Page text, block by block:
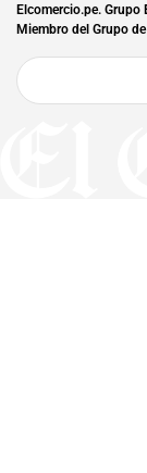
Elcomercio.pe. Grupo
Miembro del Grupo